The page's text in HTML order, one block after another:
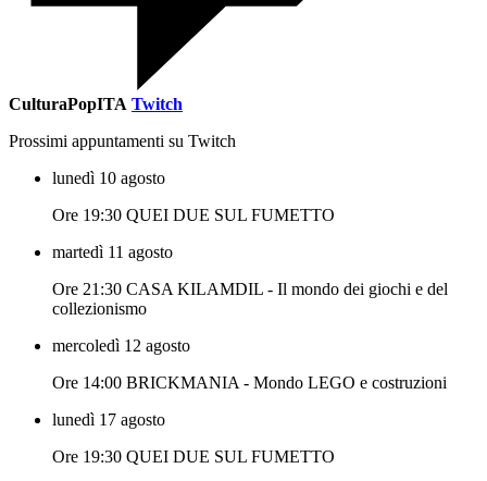
CulturaPopITA Twitch
Prossimi appuntamenti su Twitch
lunedì 10 agosto
Ore 19:30 QUEI DUE SUL FUMETTO
martedì 11 agosto
Ore 21:30 CASA KILAMDIL - Il mondo dei giochi e del
collezionismo
mercoledì 12 agosto
Ore 14:00 BRICKMANIA - Mondo LEGO e costruzioni
lunedì 17 agosto
Ore 19:30 QUEI DUE SUL FUMETTO